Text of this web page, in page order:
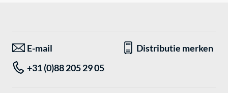
E-mail
Distributie merken
+31 (0)88 205 29 05